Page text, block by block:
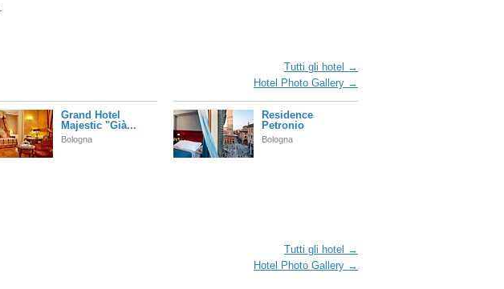
Tutti gli hotel →
Hotel Photo Gallery →
Grand Hotel
Majestic "Già...
Bologna
Residence
Petronio
Bologna
Tutti gli hotel →
Hotel Photo Gallery →